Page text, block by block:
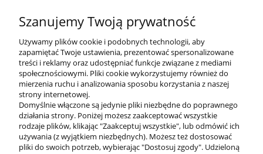
+48 32 730 66 10
KONTAKT
DODATKOWE
Szanujemy Twoją prywatność
Używamy plików cookie i podobnych technologii, aby
zapamiętać Twoje ustawienia, prezentować spersonalizowane
treści i reklamy oraz udostępniać funkcje związane z mediami
społecznościowymi. Pliki cookie wykorzystujemy również do
mierzenia ruchu i analizowania sposobu korzystania z naszej
strony internetowej.
Domyślnie włączone są jedynie pliki niezbędne do poprawnego
działania strony. Poniżej możesz zaakceptować wszystkie
rodzaje plików, klikając "Zaakceptuj wszystkie", lub odmówić ich
używania (z wyjątkiem niezbędnych). Możesz też dostosować
pliki do swoich potrzeb, wybierając "Dostosuj zgody". Udzieloną